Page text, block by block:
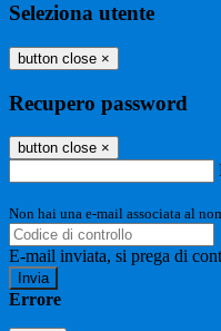
Seleziona utente
button close ×
Recupero password
button close ×
Non hai una e-mail associata al
E-mail inviata, si prega di
Errore